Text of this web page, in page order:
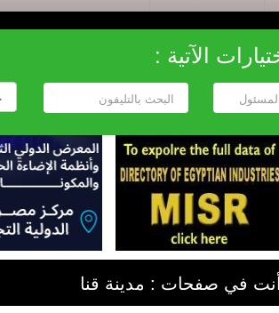
الآتية :
في صفحات : مدينة قنا